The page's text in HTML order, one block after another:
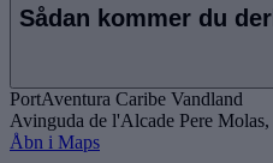
Sådan kommer du
PortAventura Caribe Vandland
Avinguda de l'Alcade Pere
Åbn i Maps